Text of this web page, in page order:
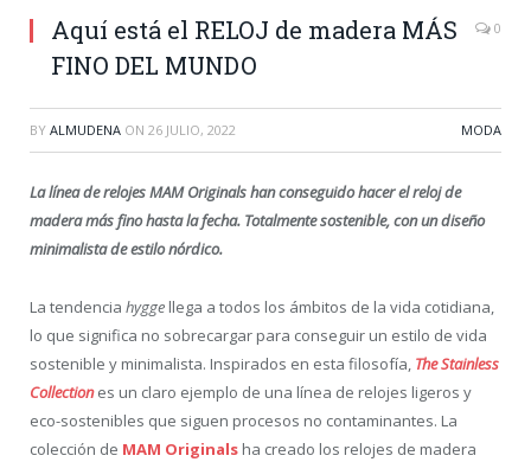
Aquí está el RELOJ de madera MÁS
FINO DEL MUNDO
0
BY ALMUDENA ON 26 JULIO, 2022 MODA
La línea de relojes MAM Originals han conseguido hacer el reloj de
madera más fino hasta la fecha. Totalmente sostenible, con un diseño
minimalista de estilo nórdico.
La tendencia hygge llega a todos los ámbitos de la vida cotidiana,
lo que significa no sobrecargar para conseguir un estilo de vida
sostenible y minimalista. Inspirados en esta filosofía, The Stainless
Collectiones un claro ejemplo de una línea de relojes ligeros y
eco-sostenibles que siguen procesos no contaminantes. La
colección de MAM Originals ha creado los relojes de madera